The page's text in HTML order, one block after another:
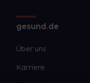
gesund.de
Über uns
Karriere